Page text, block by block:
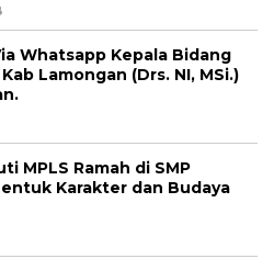
Whatsapp Kepala Bidang
Lamongan (Drs. NI, MSi.)
MPLS Ramah di SMP
Karakter dan Budaya